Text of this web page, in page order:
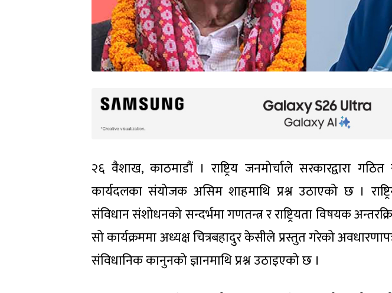
२६ वैशाख, काठमाडौं । राष्ट्रिय जनमोर्चाले सरकारद्वारा
कार्यदलका संयोजक असिम शाहमाथि प्रश्न उठाएको छ ।
संविधान संशोधनको सन्दर्भमा गणतन्त्र र राष्ट्रियता विषयक
सो कार्यक्रममा अध्यक्ष चित्रबहादुर केसीले प्रस्तुत गरेको
संविधानिक कानुनको ज्ञानमाथि प्रश्न उठाइएको छ ।